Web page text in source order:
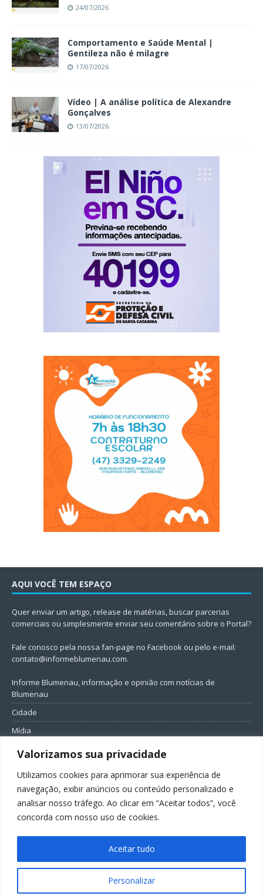
Valorizamos sua privacidade
Utilizamos cookies para aprimorar sua experiência de
navegação, exibir anúncios ou conteúdo personalizado e
analisar nosso tráfego. Ao clicar em “Aceitar todos”, você
concorda com nosso uso de cookies.
Personalizar
Aceitar tudo
24/07/2026
Comportamento e Saúde Mental |
Gentileza não é milagre
17/07/2026
Vídeo | A análise política de Alexandre
Gonçalves
13/07/2026
AQUI VOCÊ TEM ESPAÇO
Quer enviar um artigo, release de matérias, buscar parcerias
comerciais ou simplesmente enviar seu comentário sobre o Portal?
Fale conosco pela nossa fan-page no Facebook ou pelo e-mail:
contato@informeblumenau.com.
Informe Blumenau, informação e opinião com notícias de
Blumenau
Cidade
Mídia
Entretenimento
Política
FIQUE CONECTADO